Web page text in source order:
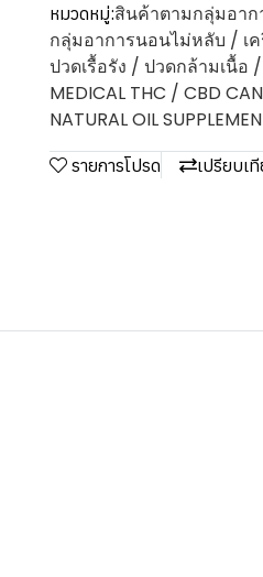
หมวดหมู่:สินค้าตามกลุ่มอาก
กลุ่มอาการนอนไม่หลับ / เ
ปวดเรื้อรัง / ปวดกล้ามเนื้อ
MEDICAL THC / CBD
NATURAL OIL
รายการโปรด เปรียบเ